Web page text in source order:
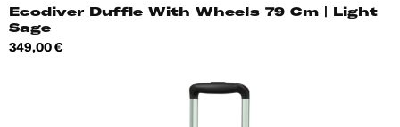
Ecodiver Duffle With Wheels 79 Cm | Light
Sage
Hind
349,00 €